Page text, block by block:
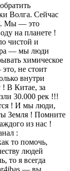
Волга. Сейчас
Мы — это
на планете !
чистой и
— мы люди
химическое
не стоит
внутри
В Китае, за
30.000 рек !!!
! И мы люди,
Земля ! Помните
из нас !
:
то помочь,
людей
то я всегда
— вы